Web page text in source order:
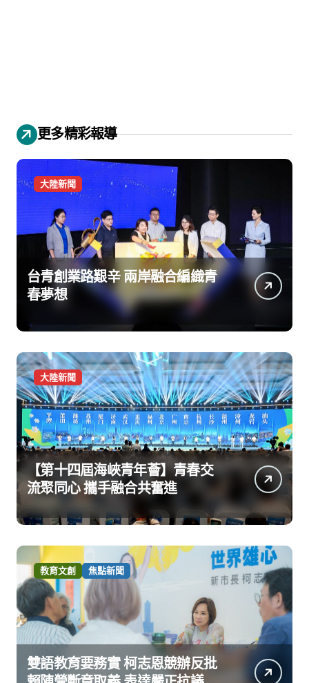
更多精彩報導
大陸新聞
台青創業路艱辛 兩岸融合編織青
春夢想
大陸新聞
【第十四屆海峽青年薈】青春交
流聚同心 攜手融合共奮進
教育文創 焦點新聞
雙語教育要務實 柯志恩競辦反批